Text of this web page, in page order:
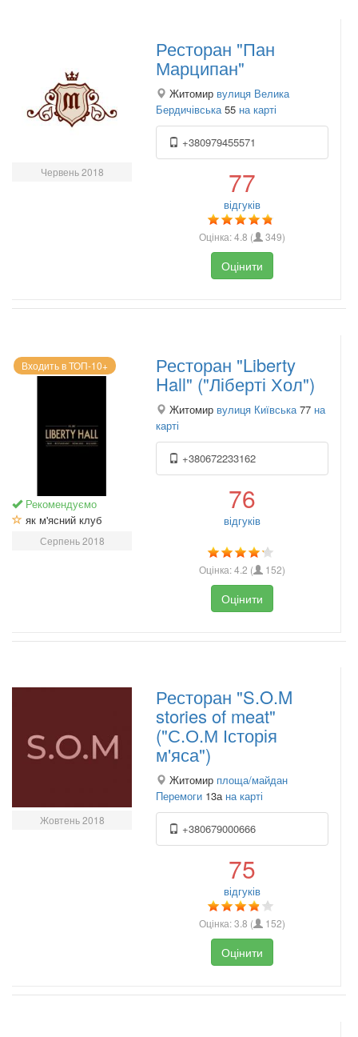
Червень 2018
Ресторан "Пан
Марципан"
Житомир вулиця Велика
Бердичівська55 на карті
+380979455571
77
відгуків
Оцінка:4.8 ( 349)
Оцінити
Входить в ТОП-10+
Рекомендуємо
як м'ясний клуб
Серпень 2018
Ресторан "Liberty
Hall" ("Ліберті Хол")
Житомир вулиця Київська 77 на
карті
+380672233162
76
відгуків
Оцінка:4.2 ( 152)
Оцінити
Жовтень 2018
Ресторан "S.O.M
stories of meat"
("С.О.М Історія
м'яса")
Житомир площа/майдан
Перемоги 13а на карті
+380679000666
75
відгуків
Оцінка:3.8 ( 152)
Оцінити